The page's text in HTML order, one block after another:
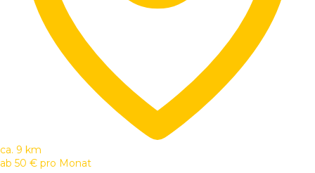
ca. 9 km
ab 50 € pro Monat